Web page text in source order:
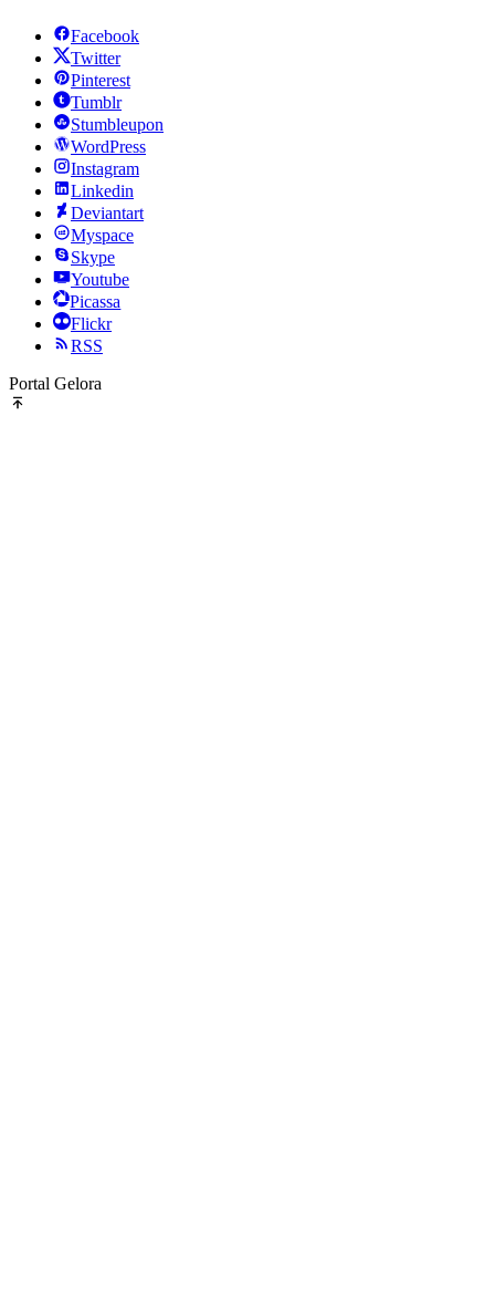
Facebook
Twitter
Pinterest
Tumblr
Stumbleupon
WordPress
Instagram
Linkedin
Deviantart
Myspace
Skype
Youtube
Picassa
Flickr
RSS
Portal Gelora